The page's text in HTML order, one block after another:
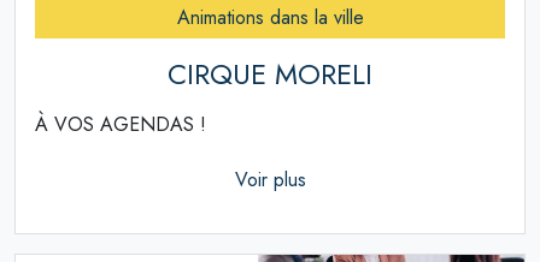
Animations dans la ville
CIRQUE MORELI
À VOS AGENDAS !
Voir plus